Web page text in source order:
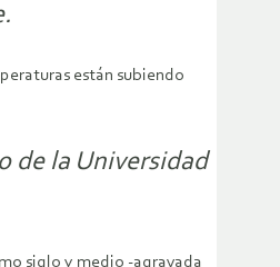
están subiendo
de la Universidad
siglo y medio -agravada